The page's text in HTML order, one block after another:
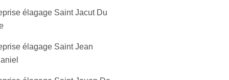
élagage Saint Jacut Du
élagage Saint Jean